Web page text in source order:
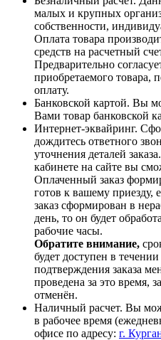
малых и крупных
собственности,
Оплата товара
средств на расчетный
Предварительно
приобретаемого товара,
оплату.
Банковской картой. Вы
Вами товар банковской
Интернет-эквайринг.
дождитесь ответного
уточнения деталей
кабинете на сайте вы
Оплаченный заказ
готов к вашему приезду,
заказ сформирован в
день, то он будет
рабочие часы.
Обратите внимание,
будет доступен в
подтверждения заказа
проведена за это время,
отменён.
Наличный расчет. Вы
в рабочее время
офисе по адресу: г.